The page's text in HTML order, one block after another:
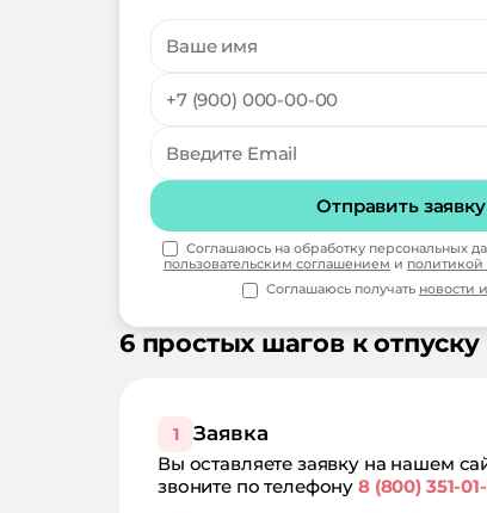
Отправить заявку
Соглашаюсь на обработку персональных
пользовательским соглашением и
Соглашаюсь получать новости
6 простых шагов к отпуску
1 Заявка
Вы оставляете заявку на нашем
звоните по телефону8 (800) 351-